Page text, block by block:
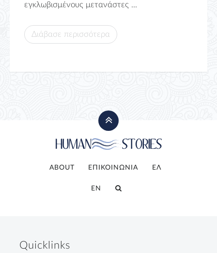
εγκλωβισμένους μετανάστες ...
Διάβασε περισσότερα
ABOUT ΕΠΙΚΟΙΝΩΝΙΑ ΕΛ
EN
Quicklinks